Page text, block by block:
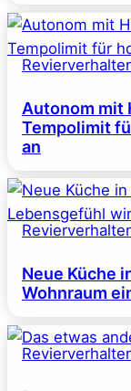
Autonom mit
Tempolimit
an
Neue Küche
Wohnraum